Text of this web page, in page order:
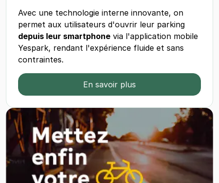
Avec une technologie interne innovante, on
permet aux utilisateurs d'ouvrir leur parking
depuis leur smartphone via l'application mobile
Yespark, rendant l'expérience fluide et sans
contraintes.
En savoir plus